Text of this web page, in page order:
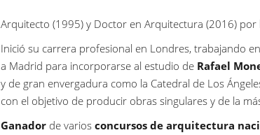
Arquitecto (1995) y Doctor en Arquitectura (2016)
Inició su carrera profesional en Londres, trabajando
a Madrid para incorporarse al estudio de Rafael
y de gran envergadura como la Catedral de Los
con el objetivo de producir obras singulares y de la
Ganadorde varios concursos de arquitectura